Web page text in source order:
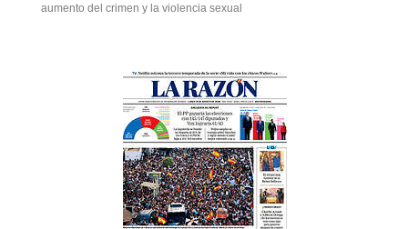
aumento del crimen y la violencia sexual